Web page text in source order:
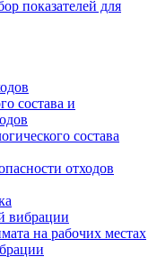
показателей для
состава и
состава
отходов
вибрации
на рабочих местах